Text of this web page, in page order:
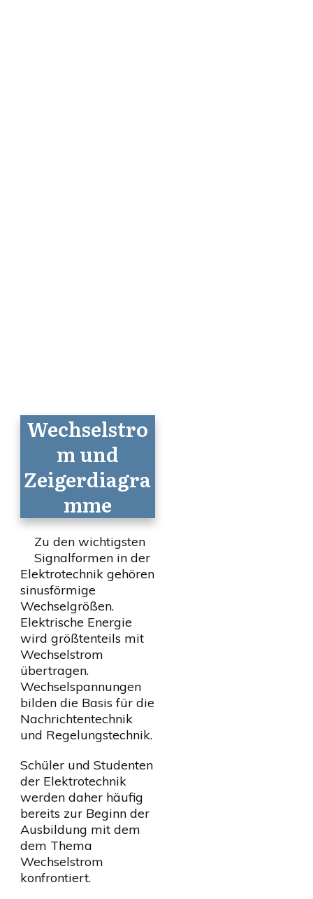
Wechselstro
m und
Zeigerdiagra
mme
Zu den wichtigsten
Signalformen in der
Elektrotechnik gehören
sinusförmige
Wechselgrößen.
Elektrische Energie
wird größtenteils mit
Wechselstrom
übertragen.
Wechselspannungen
bilden die Basis für die
Nachrichtentechnik
und Regelungstechnik.
Schüler und Studenten
der Elektrotechnik
werden daher häufig
bereits zur Beginn der
Ausbildung mit dem
dem Thema
Wechselstrom
konfrontiert.